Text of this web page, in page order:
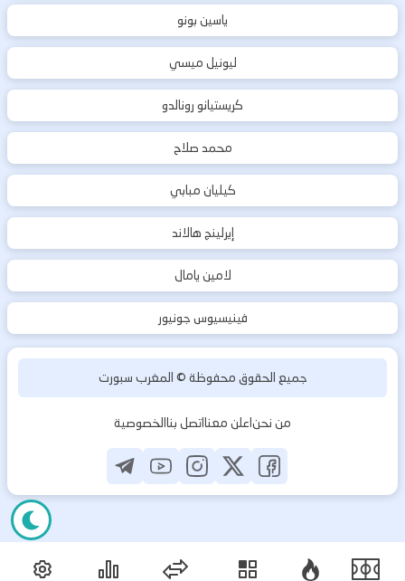
ياسين بونو
ليونيل ميسي
كريستيانو رونالدو
محمد صلاح
كيليان مبابي
إيرلينج هالاند
لامين يامال
فينيسيوس جونيور
جميع الحقوق محفوظة ©المغرب سبورت
من نحناعلن معنااتصل بناالخصوصية